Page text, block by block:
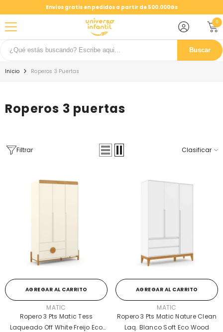
SALTAR AL CONTENIDO
Envíos gratis en pedidos a partir de 500.000Gs
00
Buscar
Inicio Roperos 3 Puertas
Roperos 3 puertas
Filtrar Clasificar
AGREGAR AL CARRITO
MATIC
Ropero 3 Pts Matic Tess
Laqueado Off White Freijo Eco
AGREGAR AL CARRITO
MATIC
Ropero 3 Pts Matic Nature Clean
Laq. Blanco Soft Eco Wood